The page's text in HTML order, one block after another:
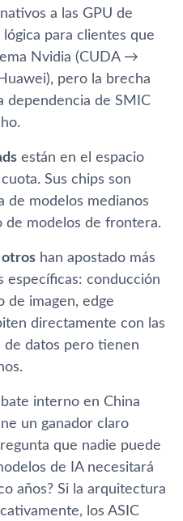
a las GPU de
para clientes que
Nvidia (CUDA →
pero la brecha
dependencia de SMIC
están en el espacio
Sus chips son
modelos medianos
modelos de frontera.
otros han apostado más
específicas: conducción
de imagen, edge
directamente con las
de datos pero tienen
interno en China
un ganador claro
que nadie puede
de IA necesitará
años? Si la arquitectura
los ASIC